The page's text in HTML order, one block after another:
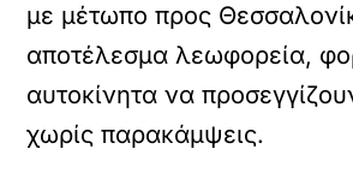
με μέτωπο προς
αποτέλεσμα λεωφορεία,
αυτοκίνητα να
χωρίς παρακάμψεις.